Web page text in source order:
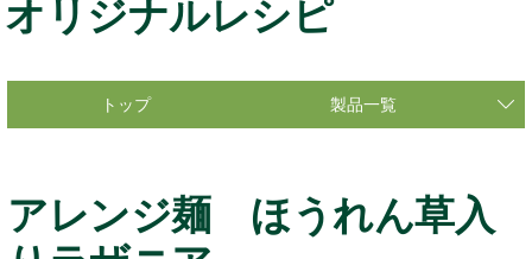
オリジナルレシピ
トップ 製品一覧
アレンジ麺 ほうれん草入